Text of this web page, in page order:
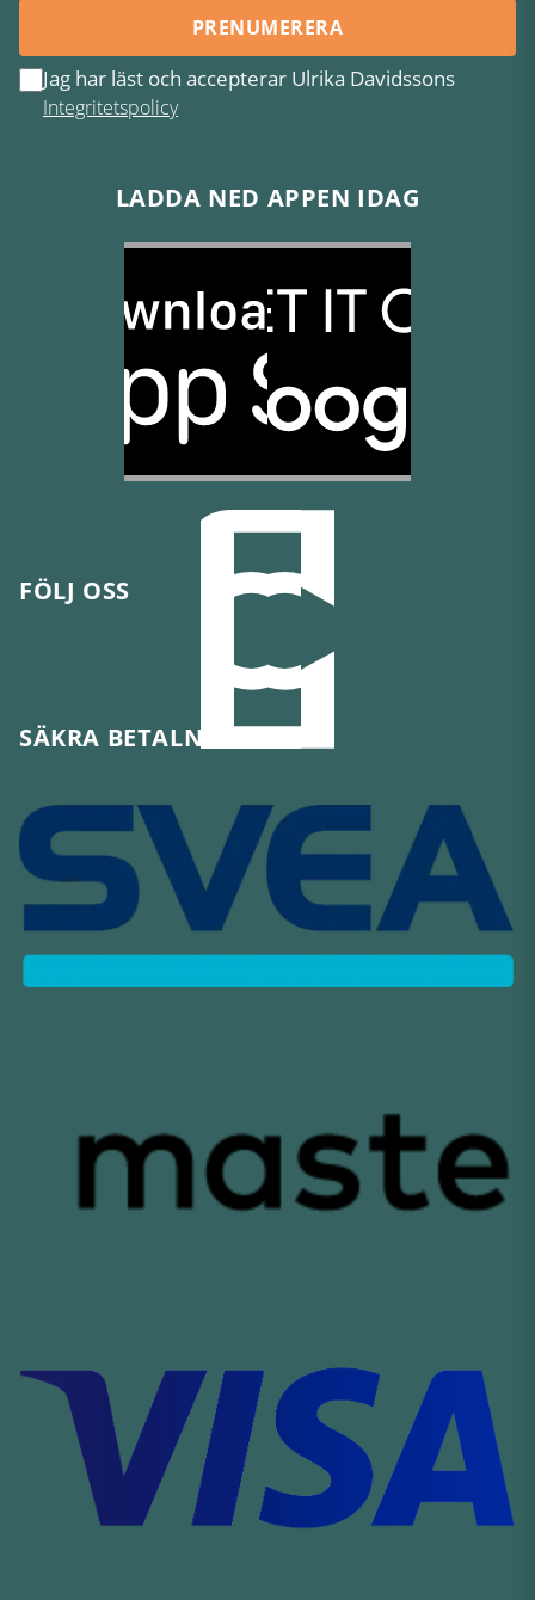
PRENUMERERA
Jag har läst och accepterar Ulrika Davidssons
Integritetspolicy
LADDA NED APPEN IDAG
FÖLJ OSS
SÄKRA BETALNINGAR